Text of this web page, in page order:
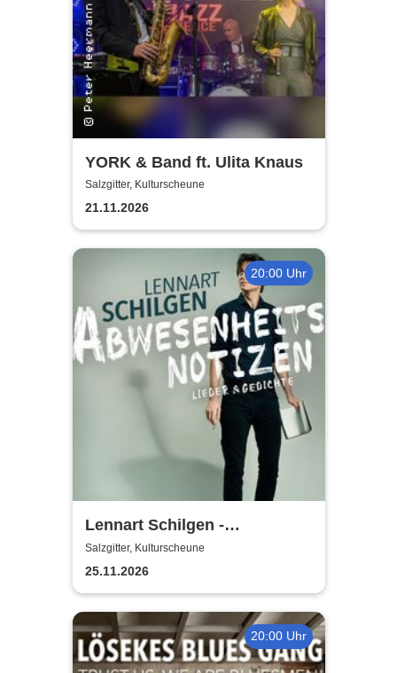
YORK & Band ft. Ulita Knaus
Salzgitter, Kulturscheune
21.11.2026
20:00 Uhr
Lennart Schilgen -
Abwesenheitsnotizen
Salzgitter, Kulturscheune
25.11.2026
20:00 Uhr